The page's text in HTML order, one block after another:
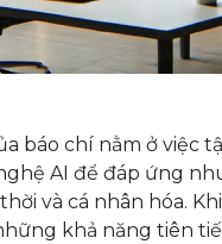
báo chí nằm ở việc
AI để đáp ứng
và cá nhân hóa.
khả năng tiên